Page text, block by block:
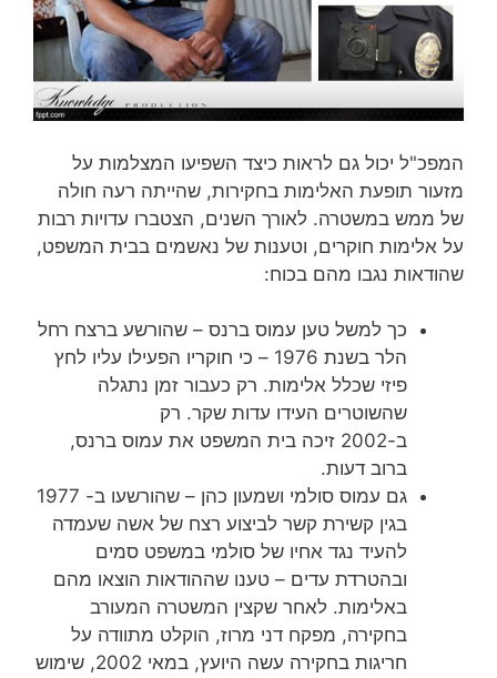
המפכ"ל יכול גם לראות כיצד השפיעו המצלמות על
מזעור תופעת האלימות בחקירות, שהייתה רעה חולה
של ממש במשטרה. לאורך השנים, הצטברו עדויות רבות
על אלימות חוקרים, וטענות של נאשמים בבית המשפט,
שהודאות נגבו מהם בכוח:
כך למשל טען עמוס ברנס – שהורשע ברצח רחל
הלר בשנת 1976 – כי חוקריו הפעילו עליו לחץ
פיזי שכלל אלימות. רק כעבור זמן נתגלה
שהשוטרים העידו עדות שקר. רק
ב-2002 זיכה בית המשפט את עמוס ברנס,
ברוב דעות.
גם עמוס סולמי ושמעון כהן – שהורשעו ב- 1977
בגין קשירת קשר לביצוע רצח של אשה שעמדה
להעיד נגד אחיו של סולמי במשפט סמים
ובהטרדת עדים – טענו שההודאות הוצאו מהם
באלימות. לאחר שקצין המשטרה המעורב
בחקירה, מפקח דני מרוז, הוקלט מתוודה על
חריגות בחקירה עשה היועץ, במאי 2002, שימוש